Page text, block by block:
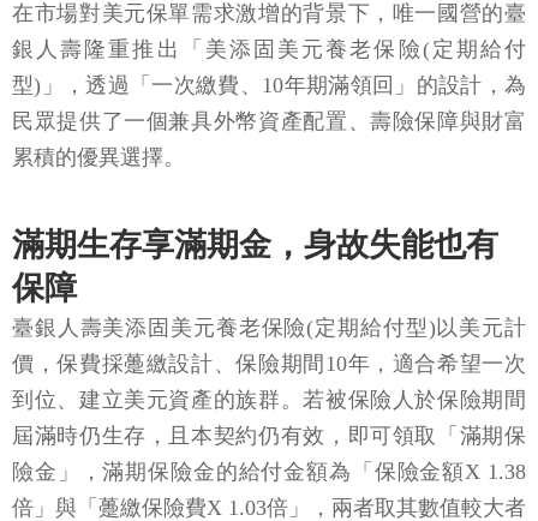
在市場對美元保單需求激增的背景下，唯一國營的臺
銀人壽隆重推出「美添固美元養老保險(定期給付
型)」，透過「一次繳費、10年期滿領回」的設計，為
民眾提供了一個兼具外幣資產配置、壽險保障與財富
累積的優異選擇。
滿期生存享滿期金，身故失能也有
保障
臺銀人壽美添固美元養老保險(定期給付型)以美元計
價，保費採躉繳設計、保險期間10年，適合希望一次
到位、建立美元資產的族群。若被保險人於保險期間
屆滿時仍生存，且本契約仍有效，即可領取「滿期保
險金」，滿期保險金的給付金額為「保險金額X 1.38
倍」與「躉繳保險費X 1.03倍」，兩者取其數值較大者